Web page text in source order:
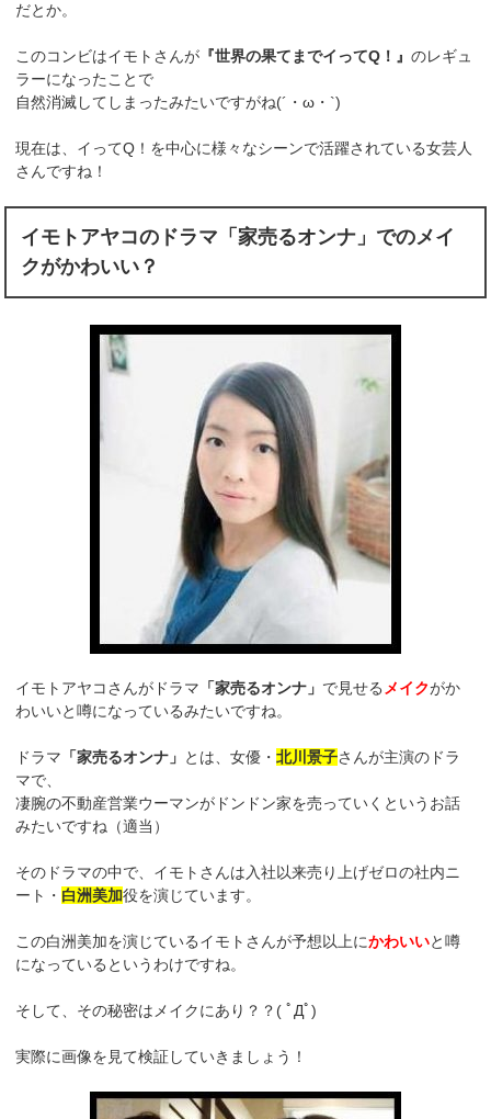
だとか。
このコンビはイモトさんが 『世界の果てまでイってQ！』のレギュ
ラーになったことで
自然消滅してしまったみたいですがね(´・ω・`)
現在は、イってQ！を中心に様々なシーンで活躍されている女芸人
さんですね！
イモトアヤコのドラマ「家売るオンナ」でのメイ
クがかわいい？
イモトアヤコさんがドラマ 「家売るオンナ」 で見せる メイクがか
わいいと噂になっているみたいですね。
ドラマ 「家売るオンナ」 とは、女優・北川景子さんが主演のドラ
マで、
凄腕の不動産営業ウーマンがドンドン家を売っていくというお話
みたいですね（適当）
そのドラマの中で、イモトさんは入社以来売り上げゼロの社内ニ
ート・ 白洲美加役を演じています。
この白洲美加を演じているイモトさんが予想以上にかわいいと噂
になっているというわけですね。
そして、その秘密はメイクにあり？？( ﾟДﾟ)
実際に画像を見て検証していきましょう！